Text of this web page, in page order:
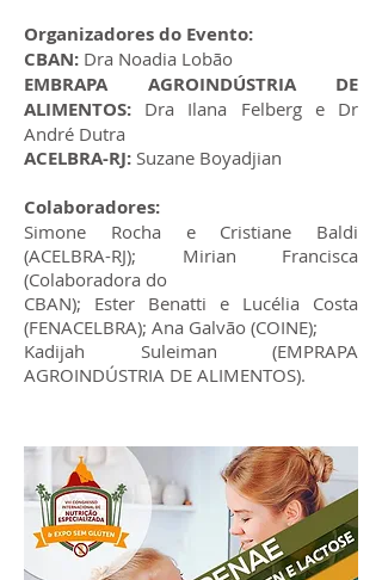
Organizadores do Evento:
CBAN: Dra Noadia Lobão
EMBRAPA AGROINDÚSTRIA DE
ALIMENTOS: Dra Ilana Felberg e Dr
André Dutra
ACELBRA-RJ: Suzane Boyadjian
Colaboradores:
Simone Rocha e Cristiane Baldi
(ACELBRA-RJ); Mirian Francisca
(Colaboradora do
CBAN); Ester Benatti e Lucélia Costa
(FENACELBRA); Ana Galvão (COINE);
Kadijah Suleiman (EMPRAPA
AGROINDÚSTRIA DE ALIMENTOS).